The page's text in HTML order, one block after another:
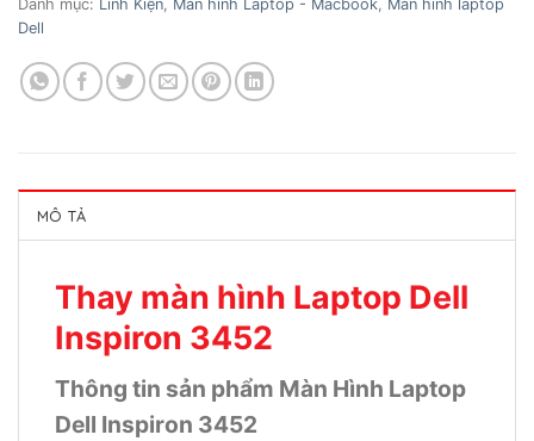
Danh mục: Linh Kiện, Màn hình Laptop - Macbook, Màn hình laptop
Dell
MÔ TẢ
Thay màn hình Laptop Dell
Inspiron 3452
Thông tin sản phẩm Màn Hình Laptop
Dell Inspiron 3452